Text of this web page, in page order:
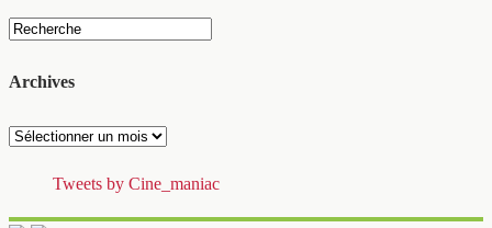
Archives
Archives
Tweets by Cine_maniac